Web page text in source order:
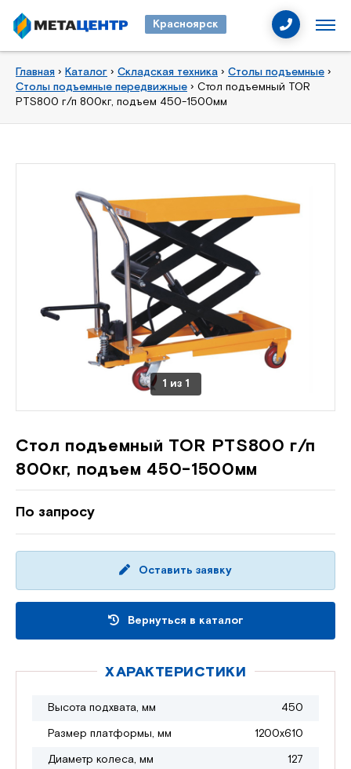
Красноярск
Главная › Каталог › Складская техника › Столы подъемные ›
Столы подъемные передвижные › Стол подъемный TOR
PTS800 г/п 800кг, подъем 450-1500мм
1 из 1
Стол подъемный TOR PTS800 г/п
800кг, подъем 450-1500мм
По запросу
Оставить заявку
Вернуться в каталог
ХАРАКТЕРИСТИКИ
Высота подхвата, мм
450
Размер платформы, мм
1200х610
Диаметр колеса, мм
127